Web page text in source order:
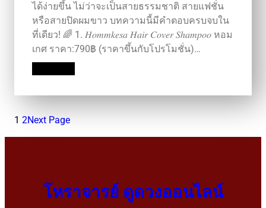
ได้ง่ายขึ้น ไม่ว่าจะเป็นสายธรรมชาติ สายแฟชั่น
หรือสายปิดผมขาว บทความนี้มีคำตอบครบจบใน
ที่เดียว! 🌈 1. 𝐻𝑜𝑚𝑚𝑘𝑒𝑠𝑎 𝐻𝑎𝑖𝑟 𝐶𝑜𝑣𝑒𝑟 𝑆ℎ𝑎𝑚𝑝𝑜𝑜 หอม
เกศ ราคา:790฿ (ราคาขึ้นกับโปรโมชั่น)…
1 2Next Page
โหราจารย์ ดูดวงออนไลน์